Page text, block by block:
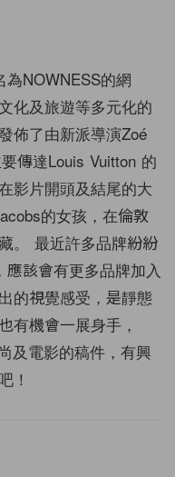
NOWNESS的網
化及旅遊等多元化的
佈了由新派導演Zoé
傳達Louis Vuitton 的
影片開頭及結尾的大
的女孩，在倫敦
。 最近許多品牌紛紛
該會有更多品牌加入
的視覺感受，是靜態
有機會一展身手，
及電影的稿件，有興
！